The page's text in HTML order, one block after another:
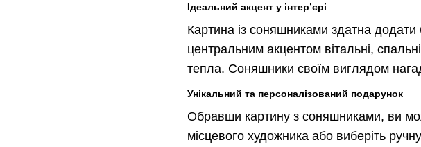
Ідеальний акцент у інтер’єрі
Картина із соняшниками здатна
центральним акцентом вітальні,
тепла. Соняшники своїм виглядом
Унікальний та персоналізований подарунок
Обравши картину з соняшниками, ви
місцевого художника або виберіть